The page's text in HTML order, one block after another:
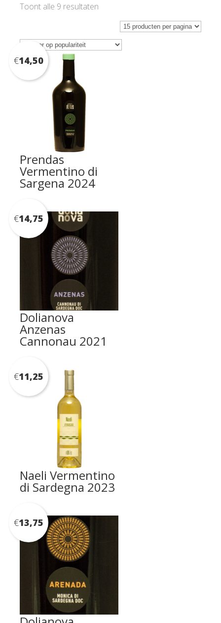
Toont alle 9 resultaten
populariteit
Prendas
Vermentino di
Sargena 2024
€14,50
Dolianova
Anzenas
Cannonau 2021
€14,75
Naeli Vermentino
di Sardegna 2023
€11,25
€13,75